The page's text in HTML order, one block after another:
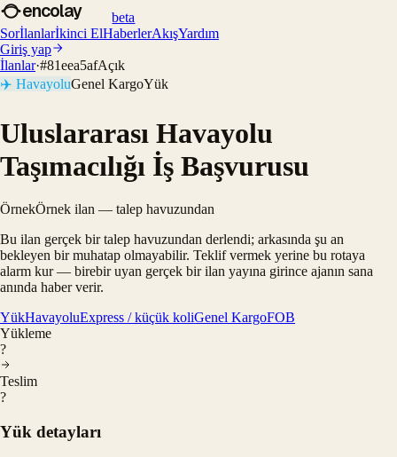
encolay
beta
Sorİlanlarİkinci ElHaberlerAkışYardım
Giriş yap
İlanlar·#81eea5afAçık
✈️ HavayoluGenel KargoYük
Uluslararası Havayolu
Taşımacılığı İş Başvurusu
ÖrnekÖrnek ilan — talep havuzundan
Bu ilan gerçek bir talep havuzundan derlendi; arkasında şu an
bekleyen bir muhatap olmayabilir. Teklif vermek yerine bu rotaya
alarm kur — birebir uyan gerçek bir ilan yayına girince ajanın sana
anında haber verir.
YükHavayoluExpress / küçük koliGenel KargoFOB
Yükleme
?
Teslim
?
Yük detayları